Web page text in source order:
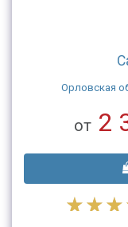
Орловская
от 2